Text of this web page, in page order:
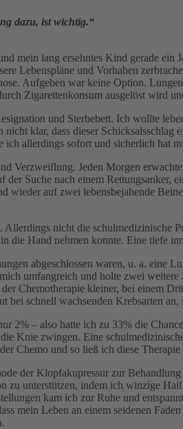
dazu, ist wichtig.“
mein lang ersehntes Kind gerade
Lebenspläne und Vorhaben
Aufgeben war keine Option.
Zigarettenkonsum ausgelöst wird
und Sterbebett. Ich wollte
klar, dass dieser
ich allerdings sofort und sicherlich hat
Verzweiflung. Jeden Morgen
Suche nach einem Rettungsanker,
wieder auf zwei lebensbejahende
nicht die schulmedizinische
die Hand nehmen konnte. Eine tiefe
abgeschlossen waren, u. a.
umfangreich und holte zwei
Chemotherapie kleiner, bei einem
bei schnell wachsenden Krebsarten
2% – also hatte ich zu 33% die
Knie zwingen. Eine
Chemo und so ließ ich diese
der Klopfakupressur zur
zu unterstützen, indem ich winzige
kam ich zur Ruhe und
mein Leben an einem seidenen